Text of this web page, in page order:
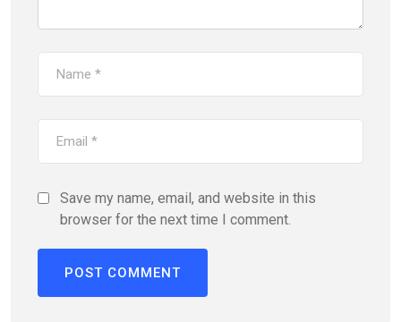
Save my name, email, and website in this
browser for the next time I comment.